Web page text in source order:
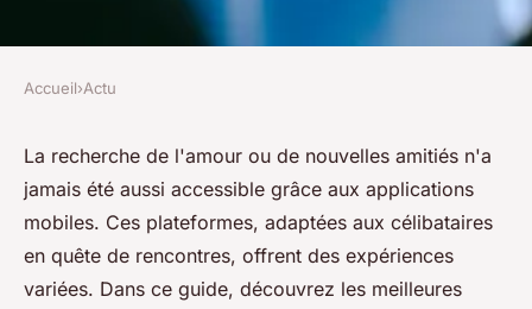
Rencontres célibataires : les
meilleures applications
mobiles à essayer
Lana•11 décembre 2024•3 min de lecture
Accueil›Actu
La recherche de l'amour ou de nouvelles amitiés n'a
jamais été aussi accessible grâce aux applications
mobiles. Ces plateformes, adaptées aux célibataires
en quête de rencontres, offrent des expériences
variées. Dans ce guide, découvrez les meilleures